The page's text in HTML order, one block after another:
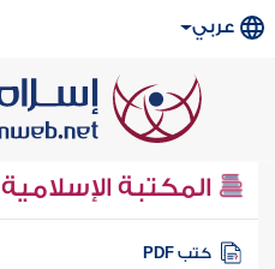
عربي
المكتبة الإسلامية